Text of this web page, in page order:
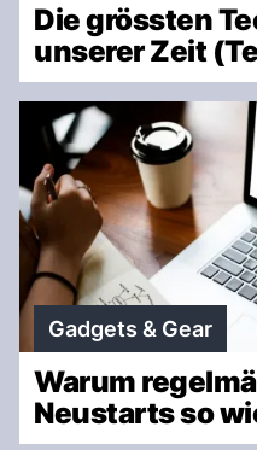
Die grössten
unserer Zeit
Gadgets & Gear
Warum
Neustarts so